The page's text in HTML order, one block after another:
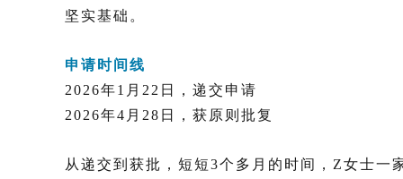
坚实基础。
申请时间线
2026年1月22日，递交申请
2026年4月28日， 获原则批复
从递交到获批，短短3个多月的时间，Z女士一